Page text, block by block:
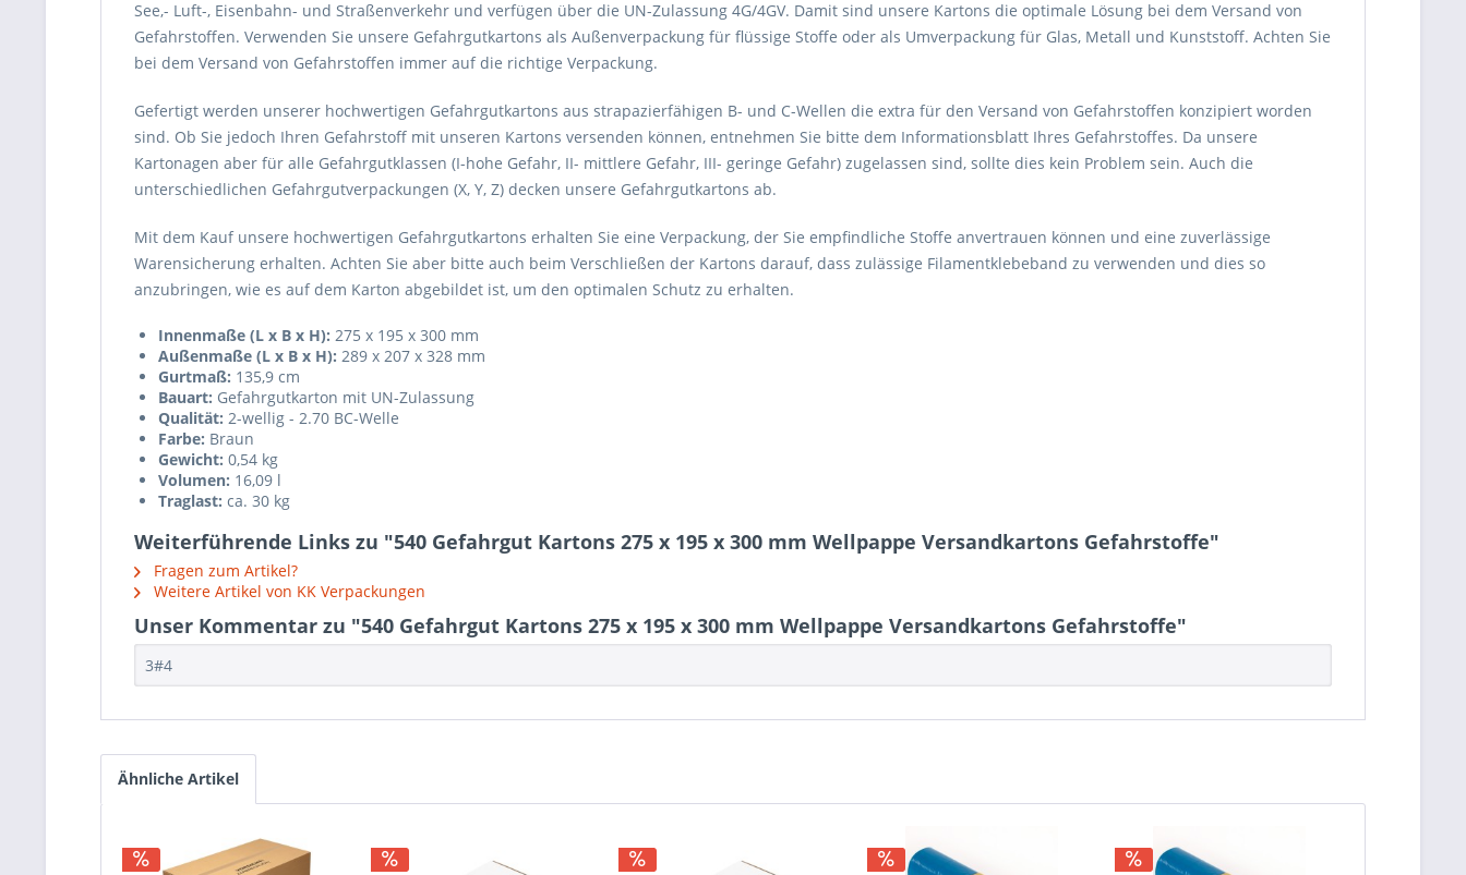
See,- Luft-, Eisenbahn- und Straßenverkehr und verfügen über die UN-Zulassung 4G/4GV. Damit sind unsere Kartons die optimale Lösung bei dem Versand von
Gefahrstoffen. Verwenden Sie unsere Gefahrgutkartons als Außenverpackung für flüssige Stoffe oder als Umverpackung für Glas, Metall und Kunststoff. Achten Sie
bei dem Versand von Gefahrstoffen immer auf die richtige Verpackung.
Gefertigt werden unserer hochwertigen Gefahrgutkartons aus strapazierfähigen B- und C-Wellen die extra für den Versand von Gefahrstoffen konzipiert worden
sind. Ob Sie jedoch Ihren Gefahrstoff mit unseren Kartons versenden können, entnehmen Sie bitte dem Informationsblatt Ihres Gefahrstoffes. Da unsere
Kartonagen aber für alle Gefahrgutklassen (I-hohe Gefahr, II- mittlere Gefahr, III- geringe Gefahr) zugelassen sind, sollte dies kein Problem sein. Auch die
unterschiedlichen Gefahrgutverpackungen (X, Y, Z) decken unsere Gefahrgutkartons ab.
Mit dem Kauf unsere hochwertigen Gefahrgutkartons erhalten Sie eine Verpackung, der Sie empfindliche Stoffe anvertrauen können und eine zuverlässige
Warensicherung erhalten. Achten Sie aber bitte auch beim Verschließen der Kartons darauf, dass zulässige Filamentklebeband zu verwenden und dies so
anzubringen, wie es auf dem Karton abgebildet ist, um den optimalen Schutz zu erhalten.
Innenmaße (L x B x H): 275 x 195 x 300 mm
Außenmaße (L x B x H): 289 x 207 x 328 mm
Gurtmaß: 135,9 cm
Bauart: Gefahrgutkarton mit UN-Zulassung
Qualität: 2-wellig - 2.70 BC-Welle
Farbe: Braun
Gewicht: 0,54 kg
Volumen: 16,09 l
Traglast: ca. 30 kg
Weiterführende Links zu "540 Gefahrgut Kartons 275 x 195 x 300 mm Wellpappe Versandkartons Gefahrstoffe"
Fragen zum Artikel?
Weitere Artikel von KK Verpackungen
Unser Kommentar zu "540 Gefahrgut Kartons 275 x 195 x 300 mm Wellpappe Versandkartons Gefahrstoffe"
3#4
Ähnliche Artikel